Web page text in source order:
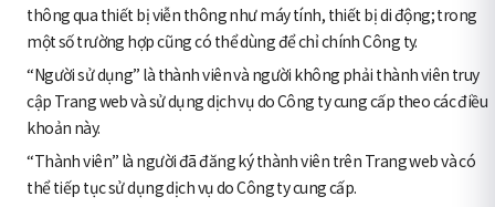
thông qua thiết bị viễn thông như máy tính, thiết bị di động; trong
một số trường hợp cũng có thể dùng để chỉ chính Công ty.
“Người sử dụng” là thành viên và người không phải thành viên truy
cập Trang web và sử dụng dịch vụ do Công ty cung cấp theo các điều
khoản này.
“Thành viên” là người đã đăng ký thành viên trên Trang web và có
thể tiếp tục sử dụng dịch vụ do Công ty cung cấp.